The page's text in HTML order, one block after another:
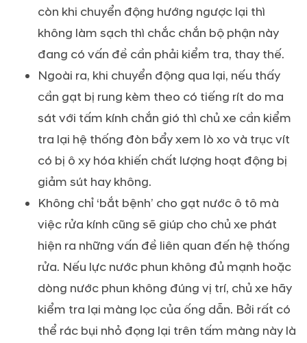
còn khi chuyển động hướng ngược lại thì
không làm sạch thì chắc chắn bộ phận này
đang có vấn đề cần phải kiểm tra, thay thế.
Ngoài ra, khi chuyển động qua lại, nếu thấy
cần gạt bị rung kèm theo có tiếng rít do ma
sát với tấm kính chắn gió thì chủ xe cần kiểm
tra lại hệ thống đòn bẩy xem lò xo và trục vít
có bị ô xy hóa khiến chất lượng hoạt động bị
giảm sút hay không.
Không chỉ ‘bắt bệnh’ cho gạt nước ô tô mà
việc rửa kính cũng sẽ giúp cho chủ xe phát
hiện ra những vấn đề liên quan đến hệ thống
rửa. Nếu lực nước phun không đủ mạnh hoặc
dòng nước phun không đúng vị trí, chủ xe hãy
kiểm tra lại màng lọc của ống dẫn. Bởi rất có
thể rác bụi nhỏ đọng lại trên tấm màng này là